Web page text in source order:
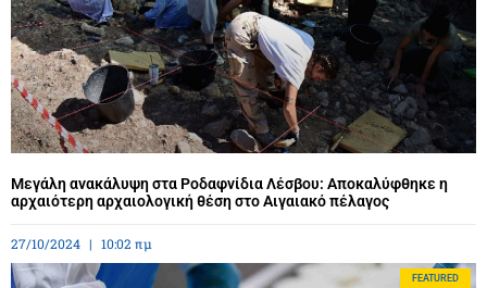
Μεγάλη ανακάλυψη στα Ροδαφνίδια Λέσβου: Αποκαλύφθηκε η
αρχαιότερη αρχαιολογική θέση στο Αιγαιακό πέλαγος
27/10/2024 10:02 πμ
FEATURED